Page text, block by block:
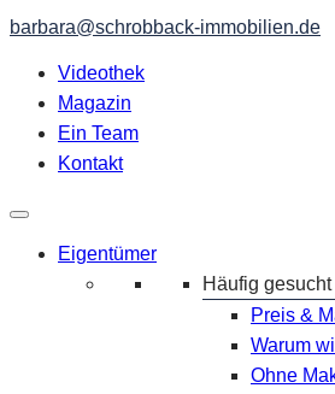
barbara@schrobback-immobilien.de
Videothek
Magazin
Ein Team
Kontakt
Eigentümer
Häufig gesucht
Preis &
Warum
Ohne